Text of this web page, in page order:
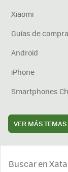
Xiaomi
Guías de compra
Android
iPhone
Smartphones
VER MÁS TEMAS